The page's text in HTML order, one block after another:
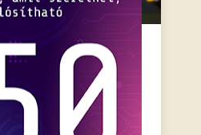
utcáit nagy riadalom